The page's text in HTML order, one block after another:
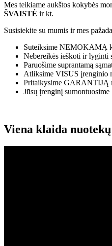
Mes teikiame aukštos kokybės
ŠVAISTĖ ir kt.
Susisiekite su mumis ir mes
Suteiksime NEMOKAMĄ
Nebereikės ieškoti ir lyginti
Paruošime suprantamą
Atliksime VISUS įrenginio
Pritaikysime GARANTIJĄ
Jūsų įrenginį sumontuosime
Viena klaida